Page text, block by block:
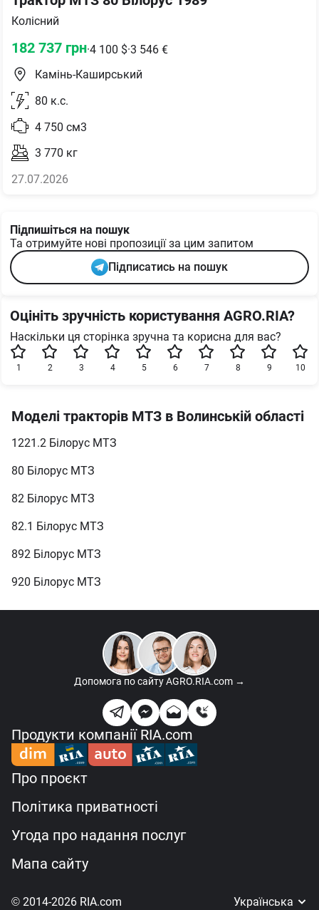
Колісний
182 737 грн·4 100 $·3 546 €
Камінь-Каширський
80 к.с.
4 750 см3
3 770 кг
27.07.2026
Підпишіться на пошук
Та отримуйте нові пропозиції за цим запитом
Підписатись на пошук
Оцініть зручність користування AGRO.RIA?
Наскільки ця сторінка зручна та корисна для вас?
10
9
8
7
6
5
4
3
2
1
Моделі тракторів МТЗ в Волинській області
1221.2 Білорус МТЗ
80 Білорус МТЗ
82 Білорус МТЗ
82.1 Білорус МТЗ
892 Білорус МТЗ
920 Білорус МТЗ
Допомога по сайтуAGRO.RIA.com →
Продукти компанії RIA.com
Про проєкт
Політика приватності
Угода про надання послуг
Мапа сайту
© 2014-2026 RIA.com Українська